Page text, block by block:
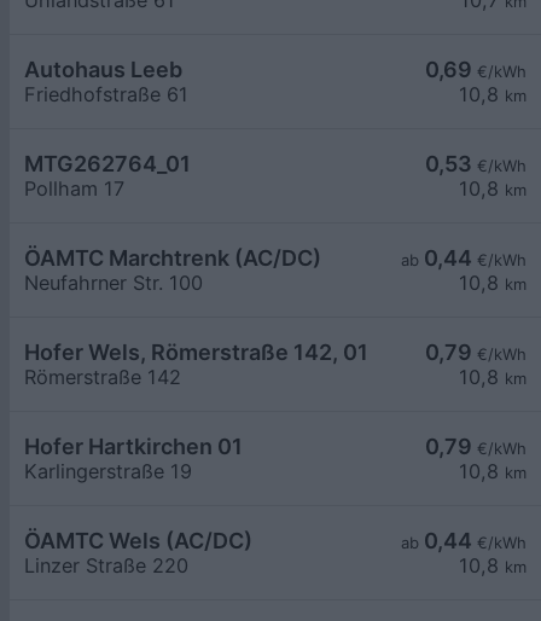
0,69 €/kWh
10,8 km
Autohaus Leeb
Friedhofstraße 61
0,53 €/kWh
10,8 km
MTG262764_01
Pollham 17
ab 0,44 €/kWh
10,8 km
ÖAMTC Marchtrenk (AC/DC)
Neufahrner Str. 100
0,79 €/kWh
10,8 km
Hofer Wels, Römerstraße 142, 01
Römerstraße 142
0,79 €/kWh
10,8 km
Hofer Hartkirchen 01
Karlingerstraße 19
ab 0,44 €/kWh
10,8 km
ÖAMTC Wels (AC/DC)
Linzer Straße 220